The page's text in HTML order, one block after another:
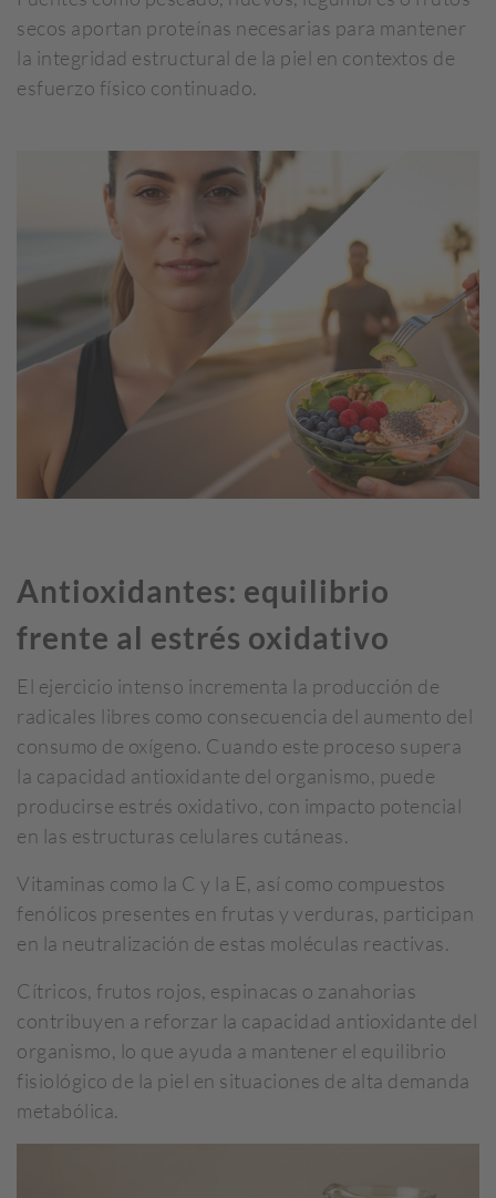
secos aportan proteínas necesarias para mantener
la integridad estructural de la piel en contextos de
esfuerzo físico continuado.
Antioxidantes: equilibrio
frente al estrés oxidativo
El ejercicio intenso incrementa la producción de
radicales libres como consecuencia del aumento del
consumo de oxígeno. Cuando este proceso supera
la capacidad antioxidante del organismo, puede
producirse estrés oxidativo, con impacto potencial
en las estructuras celulares cutáneas.
Vitaminas como la C y la E, así como compuestos
fenólicos presentes en frutas y verduras, participan
en la neutralización de estas moléculas reactivas.
Cítricos, frutos rojos, espinacas o zanahorias
contribuyen a reforzar la capacidad antioxidante del
organismo, lo que ayuda a mantener el equilibrio
fisiológico de la piel en situaciones de alta demanda
metabólica.